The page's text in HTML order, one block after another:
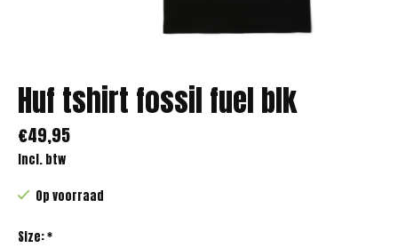
Huf tshirt fossil fuel blk
€49,95
Incl. btw
Op voorraad
Size:*